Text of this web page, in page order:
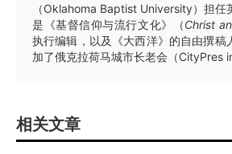
（Oklahoma Baptist University）担任
是《基督信仰与流行文化》（Christ
执行编辑，以及《大西洋》的自由撰稿
加了俄克拉荷马城市长老会（CityPres
相关文章